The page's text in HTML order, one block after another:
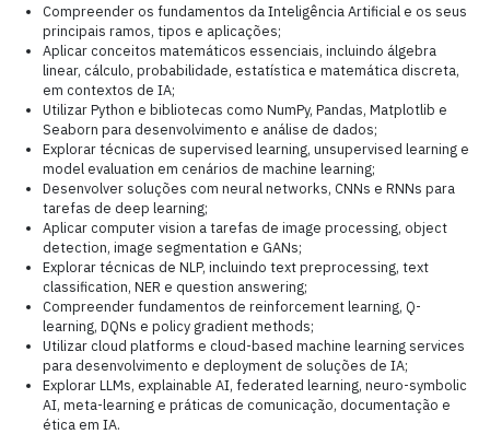
Compreender os fundamentos da Inteligência Artificial e os seus
principais ramos, tipos e aplicações;
Aplicar conceitos matemáticos essenciais, incluindo álgebra
linear, cálculo, probabilidade, estatística e matemática discreta,
em contextos de IA;
Utilizar Python e bibliotecas como NumPy, Pandas, Matplotlib e
Seaborn para desenvolvimento e análise de dados;
Explorar técnicas de supervised learning, unsupervised learning e
model evaluation em cenários de machine learning;
Desenvolver soluções com neural networks, CNNs e RNNs para
tarefas de deep learning;
Aplicar computer vision a tarefas de image processing, object
detection, image segmentation e GANs;
Explorar técnicas de NLP, incluindo text preprocessing, text
classification, NER e question answering;
Compreender fundamentos de reinforcement learning, Q-
learning, DQNs e policy gradient methods;
Utilizar cloud platforms e cloud-based machine learning services
para desenvolvimento e deployment de soluções de IA;
Explorar LLMs, explainable AI, federated learning, neuro-symbolic
AI, meta-learning e práticas de comunicação, documentação e
ética em IA.